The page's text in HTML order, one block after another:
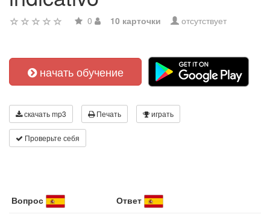
0 10 карточки отсутствует
начать обучение
скачать mp3 Печать играть
Проверьте себя
Вопрос Ответ